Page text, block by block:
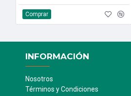
Comprar
INFORMACIÓN
Nosotros
Términos y Condiciones